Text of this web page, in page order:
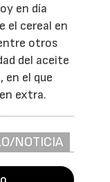
en día
el cereal en
otros
del aceite
en el que
extra.
NOTICIA